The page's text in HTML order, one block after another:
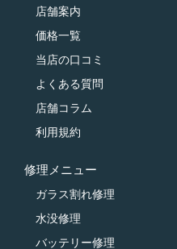
店舗案内
価格一覧
当店の口コミ
よくある質問
店舗コラム
利用規約
修理メニュー
ガラス割れ修理
水没修理
バッテリー修理